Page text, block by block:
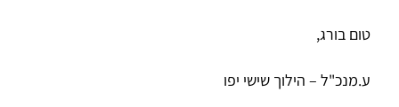
טום בורג,
ע.מנכ"ל – הילוך שישי יפו